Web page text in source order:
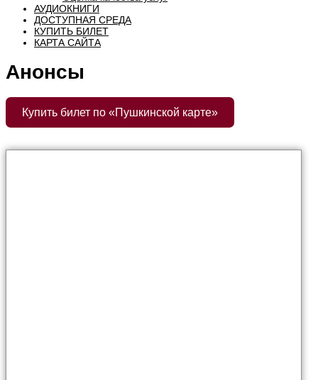
АУДИОКНИГИ
ДОСТУПНАЯ СРЕДА
КУПИТЬ БИЛЕТ
КАРТА САЙТА
Анонсы
Купить билет по «Пушкинской карте»